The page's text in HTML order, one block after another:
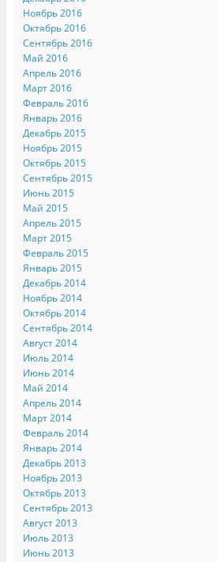
Ноябрь 2016
Октябрь 2016
Сентябрь 2016
Май 2016
Апрель 2016
Март 2016
Февраль 2016
Январь 2016
Декабрь 2015
Ноябрь 2015
Октябрь 2015
Сентябрь 2015
Июнь 2015
Май 2015
Апрель 2015
Март 2015
Февраль 2015
Январь 2015
Декабрь 2014
Ноябрь 2014
Октябрь 2014
Сентябрь 2014
Август 2014
Июль 2014
Июнь 2014
Май 2014
Апрель 2014
Март 2014
Февраль 2014
Январь 2014
Декабрь 2013
Ноябрь 2013
Октябрь 2013
Сентябрь 2013
Август 2013
Июль 2013
Июнь 2013